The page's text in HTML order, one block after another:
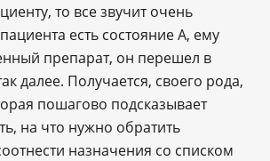
то все звучит очень
есть состояние А, ему
препарат, он перешел в
далее. Получается, своего рода,
пошагово подсказывает
на что нужно обратить
назначения со списком